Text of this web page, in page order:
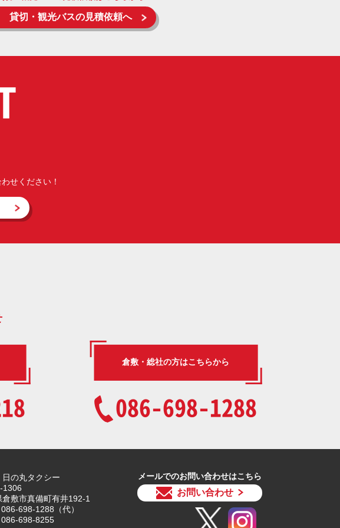
貸切・観光バスの見積依頼へ
せください！
倉敷・総社の方はこちらから
086-698-1288
日の丸タクシー
1306
倉敷市真備町有井192-1
698-1288（代）
086-698-8255
メールでのお問い合わせはこちら
お問い合わせ